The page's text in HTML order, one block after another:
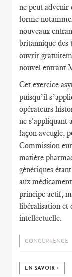
ne peut advenir
forme
nouveaux
britannique des
ouvrir
nouvel entrant
Cet exercice
puisqu’il
opérateurs
ne s'appliquant
façon aveugle,
Commission
matière
génériques
aux
principe actif,
libéralisation et
intellectuelle.
CONCURRENCE
EN SAVOIR +